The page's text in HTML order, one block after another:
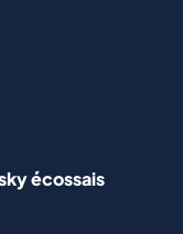
écossais